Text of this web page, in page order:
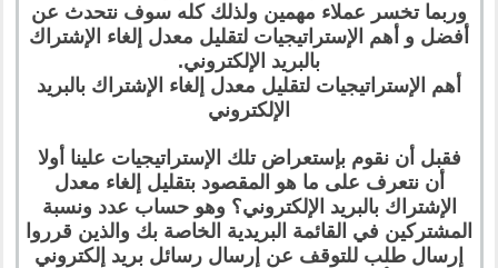
وربما تخسر عملاء مهمين ولذلك كله سوف نتحدث عن
أفضل و أهم الإستراتيجيات لتقليل معدل إلغاء الإشتراك
بالبريد الإلكتروني.
أهم الإستراتيجيات لتقليل معدل إلغاء الإشتراك بالبريد
الإلكتروني
فقبل أن نقوم بإستعراض تلك الإستراتيجيات علينا أولا
أن نتعرف على ما هو المقصود بتقليل إلغاء معدل
الإشتراك بالبريد الإلكتروني؟ وهو حساب عدد ونسبة
المشتركين في القائمة البريدية الخاصة بك والذين قرروا
إرسال طلب للتوقف عن إرسال رسائل بريد إلكتروني